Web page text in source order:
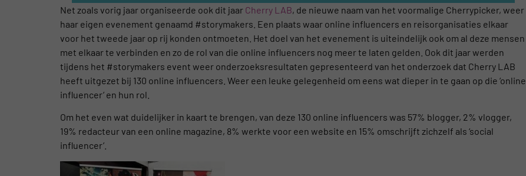
Net zoals vorig jaar organiseerde ook dit jaar Cherry LAB, de nieuwe naam van het voormalige Cherrypicker, weer
haar eigen evenement genaamd #storymakers. Een plaats waar online influencers en reisorganisaties elkaar
voor het tweede jaar op rij konden ontmoeten. Het doel van het evenement is uiteindelijk ook om al deze mensen
met elkaar te verbinden en zo de rol van die online influencers nog meer te laten gelden. Ook dit jaar werden
tijdens het #storymakers event weer onderzoeksresultaten gepresenteerd van het onderzoek dat Cherry LAB
heeft uitgezet bij 130 online influencers. Weer een leuke gelegenheid om eens wat dieper in te gaan op die ‘online
influencer’ en hun rol.
Om het even wat duidelijker in kaart te brengen, van deze 130 online influencers was 57% blogger, 2% vlogger,
19% redacteur van een online magazine, 8% werkte voor een website en 15% omschrijft zichzelf als ‘social
influencer’.